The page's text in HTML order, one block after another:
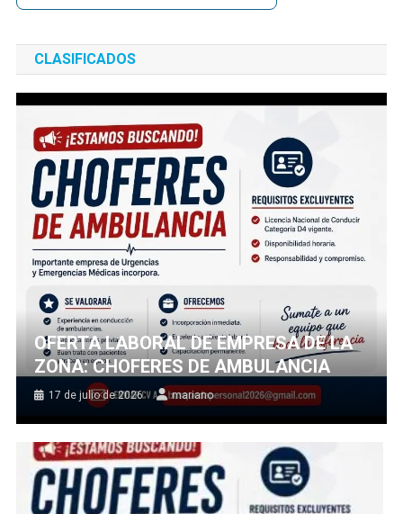
CLASIFICADOS
OFERTA LABORAL DE EMPRESA DE LA
ZONA: CHOFERES DE AMBULANCIA
17 de julio de 2026 mariano